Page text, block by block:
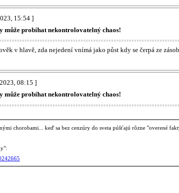
15:54 ]
může probíhat nekontrolovatelný chaos!
v hlavě, zda nejedení vnímá jako půst kdy se čerpá ze
08:15 ]
může probíhat nekontrolovatelný chaos!
chorobami... keď sa bez cenzúry do sveta púšťajú rôzne "overené